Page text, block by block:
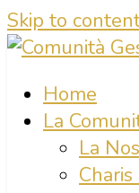
Skip to
Home
La
La